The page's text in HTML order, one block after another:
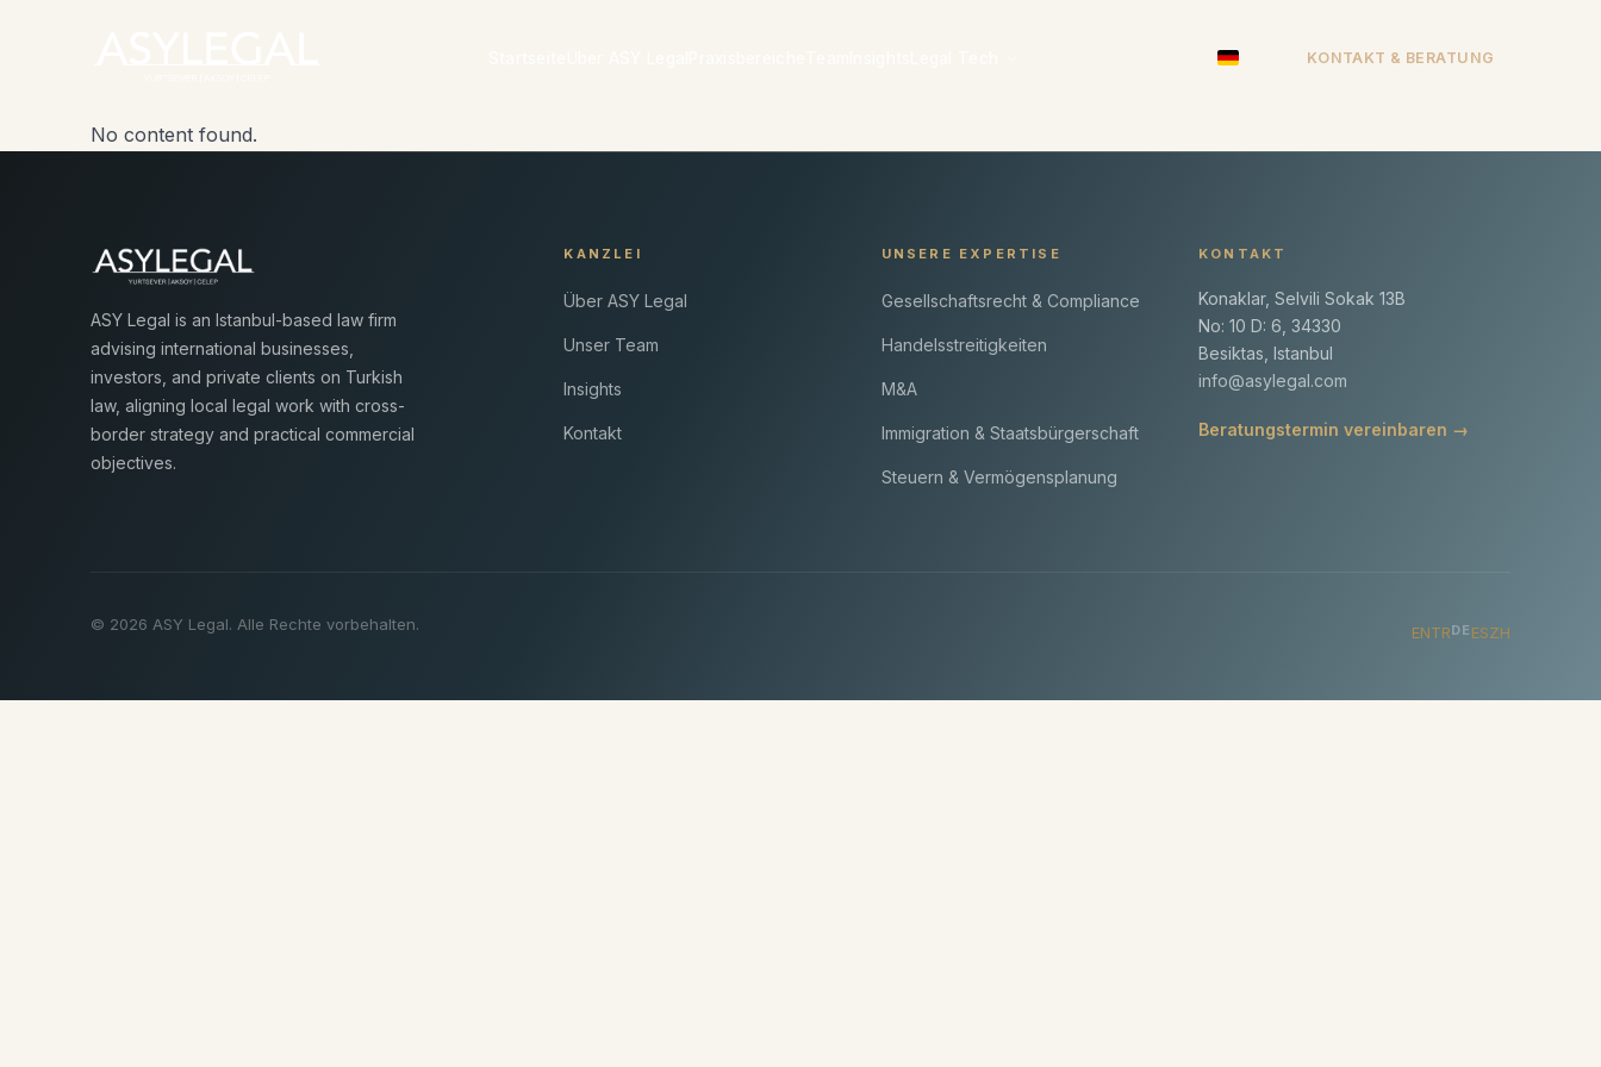
DE KONTAKT & BERATUNG
No content found.
ASY Legal is an Istanbul-based law firm
advising international businesses,
investors, and private clients on Turkish
law, aligning local legal work with cross-
border strategy and practical commercial
objectives.
KANZLEI
Über ASY Legal
Unser Team
Insights
Kontakt
UNSERE EXPERTISE
Gesellschaftsrecht & Compliance
Handelsstreitigkeiten
M&A
Immigration & Staatsbürgerschaft
Steuern & Vermögensplanung
KONTAKT
Konaklar, Selvili Sokak 13B
No: 10 D: 6, 34330
Besiktas, Istanbul
info@asylegal.com
Beratungstermin vereinbaren →
© 2026 ASY Legal. Alle Rechte vorbehalten. ENTRDE ESZH